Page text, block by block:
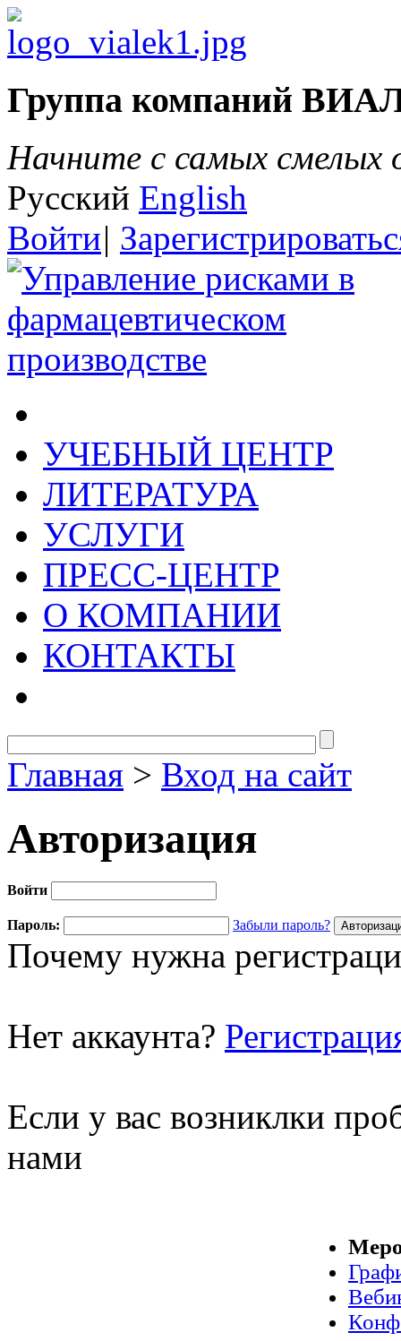
Группа компаний
Начните с самых
Русский English
Войти|
УЧЕБНЫЙ ЦЕНТР
ЛИТЕРАТУРА
УСЛУГИ
ПРЕСС-ЦЕНТР
О КОМПАНИИ
КОНТАКТЫ
Главная > Вход на сайт
Авторизация
Войти
Пароль: Забыли пароль?
Почему нужна
Нет аккаунта?
Если у вас возниклки
нами